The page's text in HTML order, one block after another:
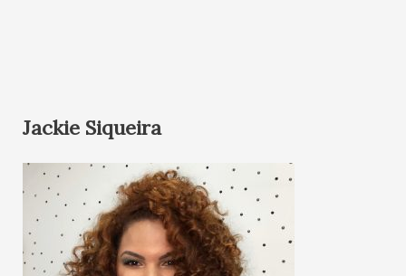
Jackie Siqueira